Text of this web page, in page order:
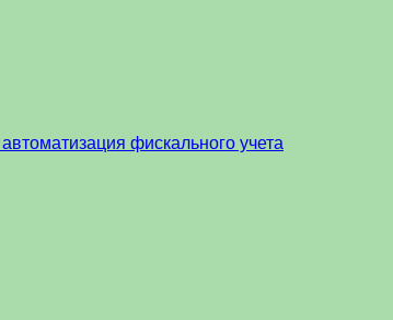
фискального учета